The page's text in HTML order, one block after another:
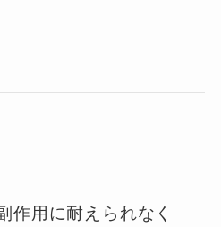
作用に耐えられなく